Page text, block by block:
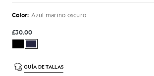
Color: Azul marino oscuro
£30.00
GUÍA DE TALLAS